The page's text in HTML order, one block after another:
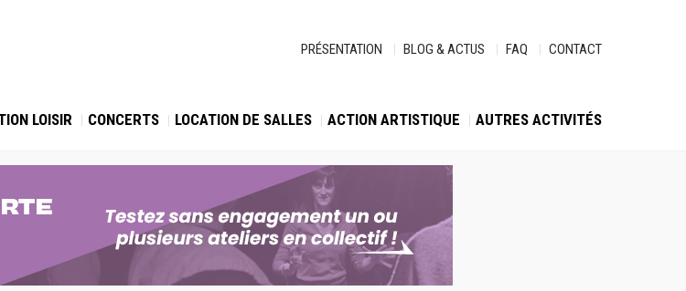
PRÉSENTATION BLOG & ACTUS FAQ CONTACT
LOISIR CONCERTS LOCATION DE SALLES ACTION ARTISTIQUE AUTRES ACTIVITÉS